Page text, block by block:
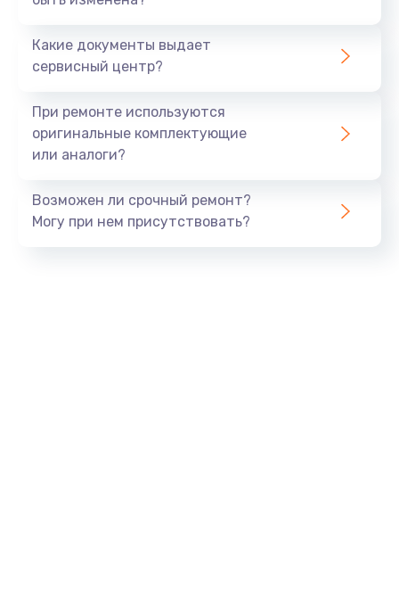
Какие документы выдает
сервисный центр?
При ремонте используются
оригинальные комплектующие
или аналоги?
Возможен ли срочный ремонт?
Могу при нем присутствовать?